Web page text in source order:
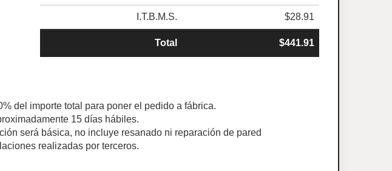
I.T.B.M.S. $28.91
Total $441.91
del importe total para poner el pedido a fábrica.
15 días hábiles.
será básica, no incluye resanado ni reparación de pared
realizadas por terceros.